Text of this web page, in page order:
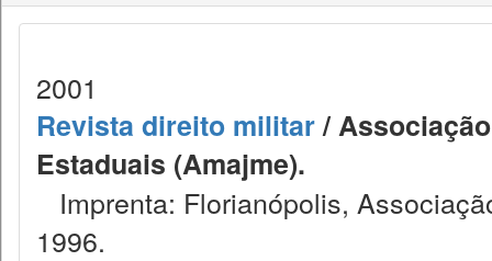
2001
Revista direito militar/
Estaduais (Amajme).
Imprenta: Florianópolis,
1996.